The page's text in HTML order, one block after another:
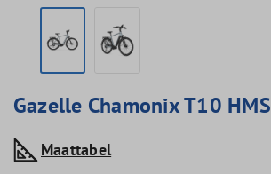
Gazelle Chamonix T10 HMS
Maattabel